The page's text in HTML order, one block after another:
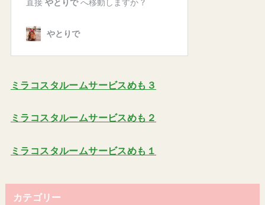
ミラコスタルームサービスめも３
ミラコスタルームサービスめも２
ミラコスタルームサービスめも１
カテゴリー